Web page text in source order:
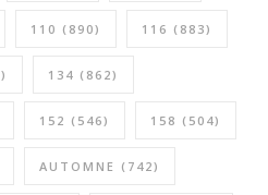
110 (890) 116 (883)
134 (862)
152 (546) 158 (504)
AUTOMNE (742)